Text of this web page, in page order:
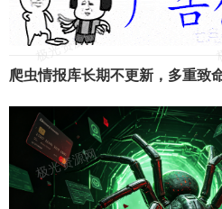
爬虫情报库长期不更新 ，多重致